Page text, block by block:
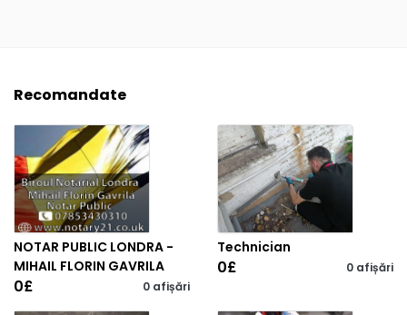
Recomandate
NOTAR PUBLIC LONDRA -
MIHAIL FLORIN GAVRILA
0£ 0 afișări
Technician
0£ 0 afișări